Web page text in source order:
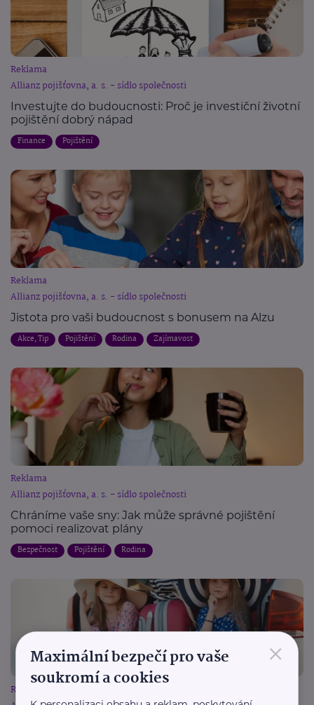
Reklama
Allianz pojišťovna, a. s. - sídlo společnosti
Investujte do budoucnosti: Proč je investiční životní
pojištění dobrý nápad
Finance Pojištění
Reklama
Allianz pojišťovna, a. s. - sídlo společnosti
Jistota pro vaši budoucnost s bonusem na Alzu
Akce, Tip Pojištění Rodina Zajímavost
Reklama
Allianz pojišťovna, a. s. - sídlo společnosti
Chráníme vaše sny: Jak může správné pojištění
pomoci realizovat plány
Bezpečnost Pojištění Rodina
Reklama
×
Maximální bezpečí pro vaše
soukromí a cookies